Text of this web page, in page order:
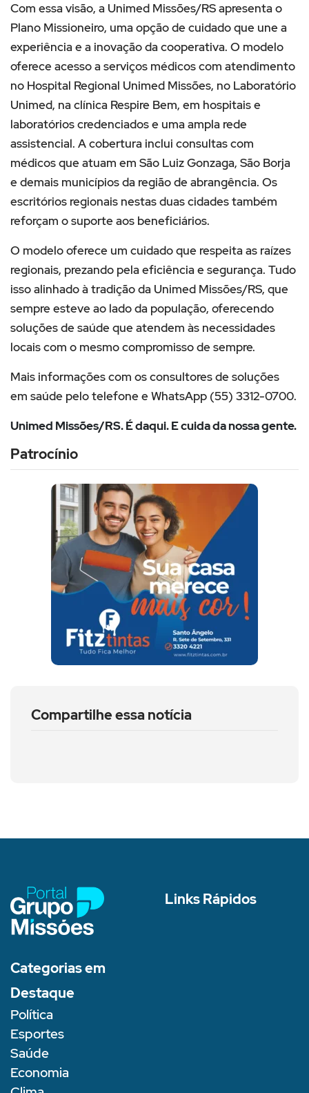
Com essa visão, a Unimed Missões/RS apresenta o
Plano Missioneiro, uma opção de cuidado que une a
experiência e a inovação da cooperativa. O modelo
oferece acesso a serviços médicos com atendimento
no Hospital Regional Unimed Missões, no Laboratório
Unimed, na clínica Respire Bem, em hospitais e
laboratórios credenciados e uma ampla rede
assistencial. A cobertura inclui consultas com
médicos que atuam em São Luiz Gonzaga, São Borja
e demais municípios da região de abrangência. Os
escritórios regionais nestas duas cidades também
reforçam o suporte aos beneficiários.
O modelo oferece um cuidado que respeita as raízes
regionais, prezando pela eficiência e segurança. Tudo
isso alinhado à tradição da Unimed Missões/RS, que
sempre esteve ao lado da população, oferecendo
soluções de saúde que atendem às necessidades
locais com o mesmo compromisso de sempre.
Mais informações com os consultores de soluções
em saúde pelo telefone e WhatsApp (55) 3312-0700.
Unimed Missões/RS. É daqui. E cuida da nossa gente.
Patrocínio
Compartilhe essa notícia
Links Rápidos
Categorias em
Destaque
Política
Esportes
Saúde
Economia